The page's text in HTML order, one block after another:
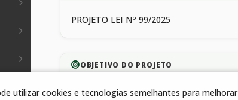
PROJETO LEI Nº 99/2025
OBJETIVO DO PROJETO
CUSTEIO E MANUTENÇÃO
utilizar cookies e tecnologias semelhantes para